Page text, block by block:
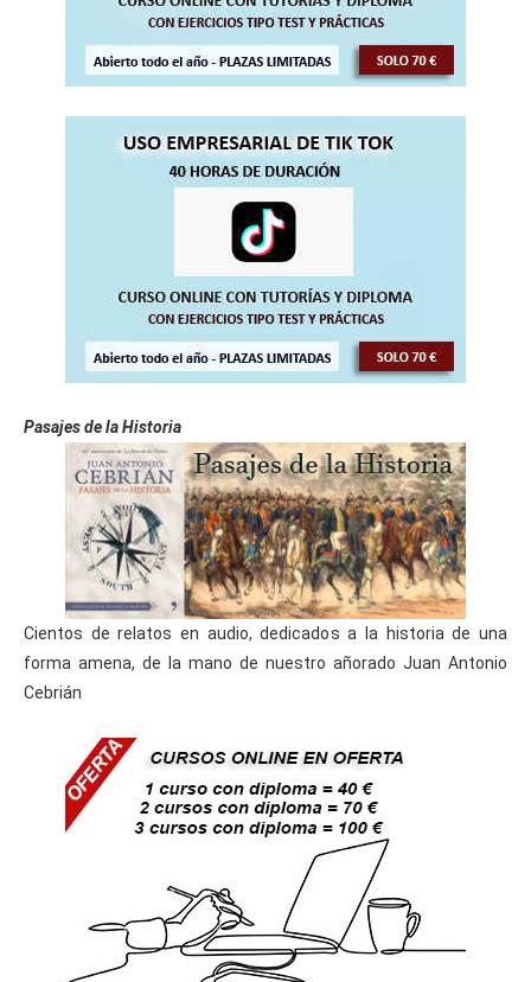
Pasajes de la Historia
Cientos de relatos en audio, dedicados a la historia de una
forma amena, de la mano de nuestro añorado Juan Antonio
Cebrián